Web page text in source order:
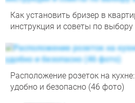
Как установить бризер в
инструкция и советы по выбору
Расположение розеток на
удобно и безопасно (46 фото)